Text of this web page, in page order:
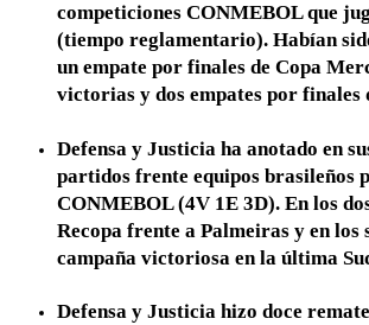
competiciones CONMEBOL que
(tiempo reglamentario). Habían
un empate por finales de Copa
victorias y dos empates por finales
Defensa y Justicia ha anotado en
partidos frente equipos brasileños
CONMEBOL (4V 1E 3D). En los
Recopa frente a Palmeiras y en los
campaña victoriosa en la última
Defensa y Justicia hizo doce